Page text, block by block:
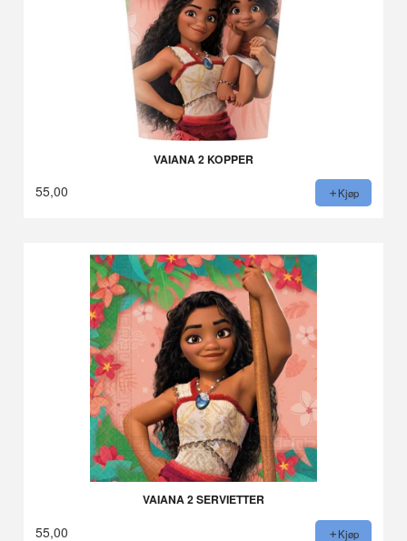
VAIANA 2 KOPPER
55,00 Kjøp
VAIANA 2 SERVIETTER
55,00 Kjøp